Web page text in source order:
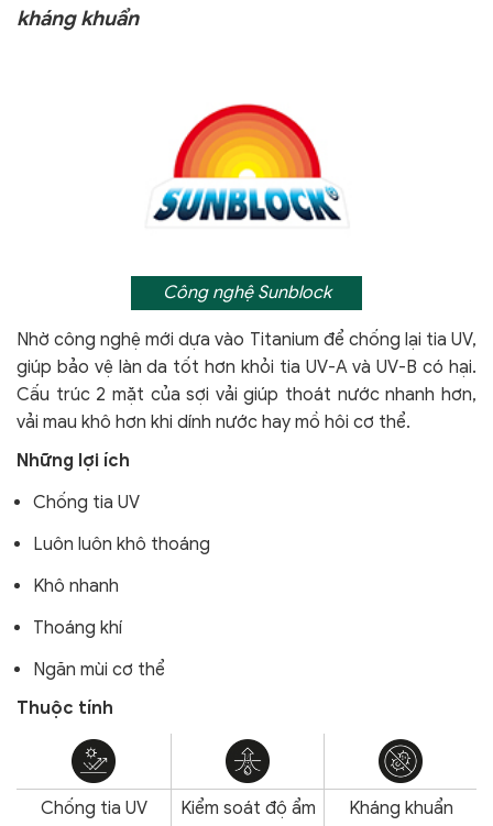
kháng khuẩn
Công nghệ Sunblock
Nhờ công nghệ mới dựa vào Titanium để chống lại tia UV,
giúp bảo vệ làn da tốt hơn khỏi tia UV-A và UV-B có hại.
Cấu trúc 2 mặt của sợi vải giúp thoát nước nhanh hơn,
vải mau khô hơn khi dính nước hay mồ hôi cơ thể.
Những lợi ích
Chống tia UV
Luôn luôn khô thoáng
Khô nhanh
Thoáng khí
Ngăn mùi cơ thể
Thuộc tính
Chống tia UV Kiểm soát độ ẩm Kháng khuẩn